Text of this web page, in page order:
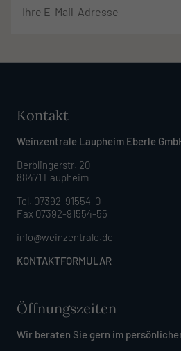
Kontakt
Weinzentrale Laupheim Eberle
Berblingerstr. 20
88471 Laupheim
Tel. 07392-91554-0
Fax 07392-91554-55
info@weinzentrale.de
KONTAKTFORMULAR
Öffnungszeiten
Wir beraten Sie gern im